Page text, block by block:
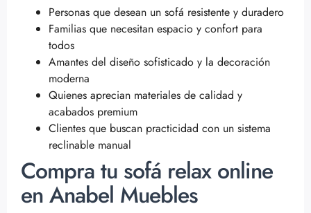
Personas que desean un sofá resistente y duradero
Familias que necesitan espacio y confort para
todos
Amantes del diseño sofisticado y la decoración
moderna
Quienes aprecian materiales de calidad y
acabados premium
Clientes que buscan practicidad con un sistema
reclinable manual
Compra tu sofá relax online
en Anabel Muebles